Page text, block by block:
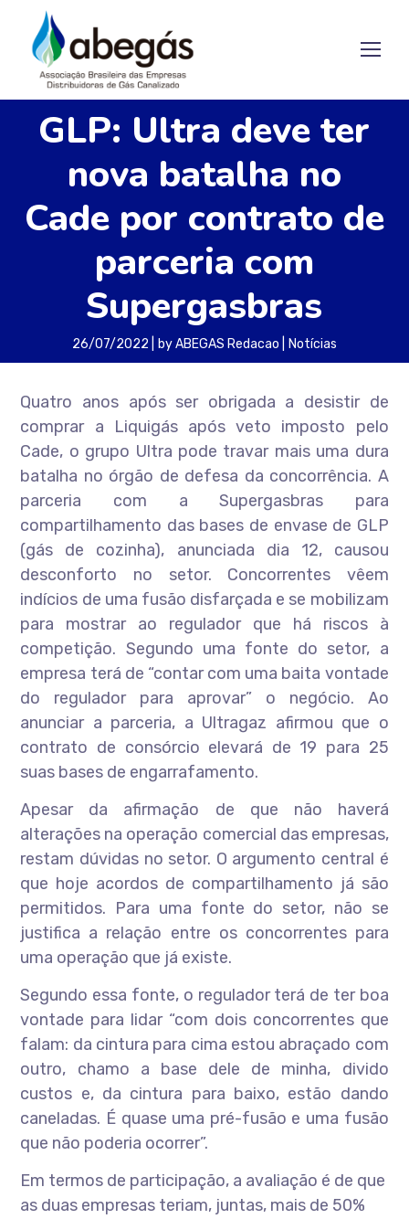
GLP: Ultra deve ter
nova batalha no
Cade por contrato de
parceria com
Supergasbras
26/07/2022 byABEGAS Redacao Notícias
Quatro anos após ser obrigada a desistir de
comprar a Liquigás após veto imposto pelo
Cade, o grupo Ultra pode travar mais uma dura
batalha no órgão de defesa da concorrência. A
parceria com a Supergasbras para
compartilhamento das bases de envase de GLP
(gás de cozinha), anunciada dia 12, causou
desconforto no setor. Concorrentes vêem
indícios de uma fusão disfarçada e se mobilizam
para mostrar ao regulador que há riscos à
competição. Segundo uma fonte do setor, a
empresa terá de “contar com uma baita vontade
do regulador para aprovar” o negócio. Ao
anunciar a parceria, a Ultragaz afirmou que o
contrato de consórcio elevará de 19 para 25
suas bases de engarrafamento.
Apesar da afirmação de que não haverá
alterações na operação comercial das empresas,
restam dúvidas no setor. O argumento central é
que hoje acordos de compartilhamento já são
permitidos. Para uma fonte do setor, não se
justifica a relação entre os concorrentes para
uma operação que já existe.
Segundo essa fonte, o regulador terá de ter boa
vontade para lidar “com dois concorrentes que
falam: da cintura para cima estou abraçado com
outro, chamo a base dele de minha, divido
custos e, da cintura para baixo, estão dando
caneladas. É quase uma pré-fusão e uma fusão
que não poderia ocorrer”.
Em termos de participação, a avaliação é de que
as duas empresas teriam, juntas, mais de 50%